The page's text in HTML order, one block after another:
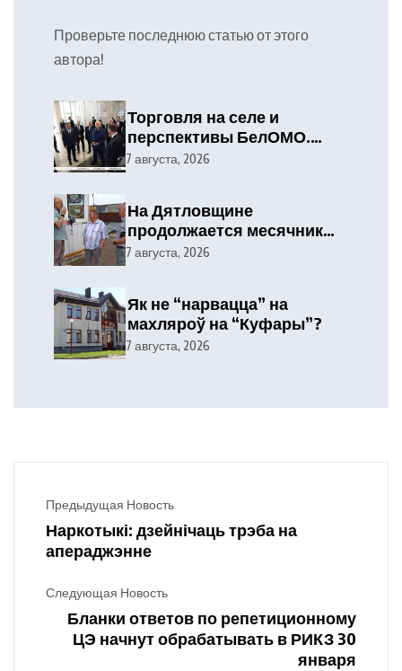
Проверьте последнюю статью от этого
автора!
Торговля на селе и
перспективы БелОМО.
Александр Лукашенко
7 августа, 2026
На Дятловщине
продолжается месячник
безопасности труда при
7 августа, 2026
Як не “нарвацца” на
махляроў на “Куфары”?
7 августа, 2026
Предыдущая Новость
Наркотыкі: дзейнічаць трэба на
апераджэнне
Следующая Новость
Бланки ответов по репетиционному
ЦЭ начнут обрабатывать в РИКЗ 30
января